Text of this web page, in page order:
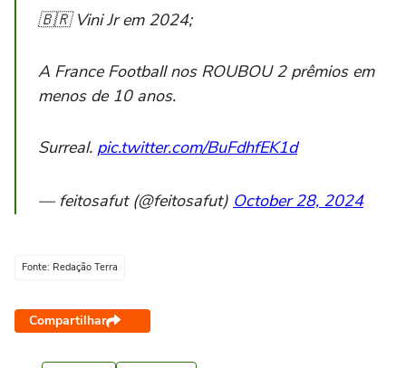
🇧🇷 Vini Jr em 2024;
A France Football nos ROUBOU 2 prêmios em
menos de 10 anos.
Surreal. pic.twitter.com/BuFdhfEK1d
— feitosafut (@feitosafut) October 28, 2024
Fonte: Redação Terra
Compartilhar